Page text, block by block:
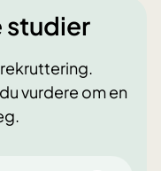
studier
vurdere om en